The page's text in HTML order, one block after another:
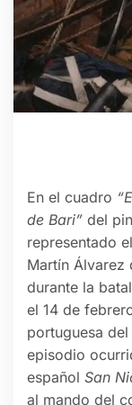
En el cuadro
de Bari” del
representado
Martín Álvarez
durante la
el 14 de
portuguesa
episodio
español San
al mando del